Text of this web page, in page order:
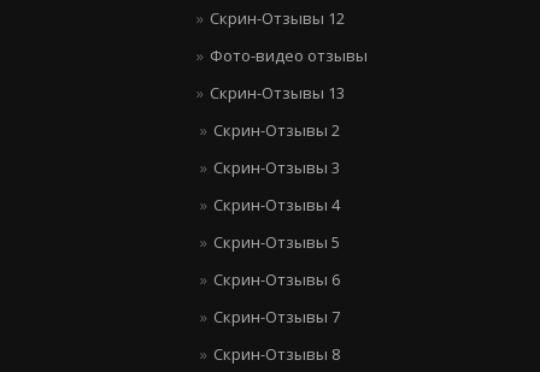
Скрин-Отзывы 12
Фото-видео отзывы
Скрин-Отзывы 13
Скрин-Отзывы 2
Скрин-Отзывы 3
Скрин-Отзывы 4
Скрин-Отзывы 5
Скрин-Отзывы 6
Скрин-Отзывы 7
Скрин-Отзывы 8